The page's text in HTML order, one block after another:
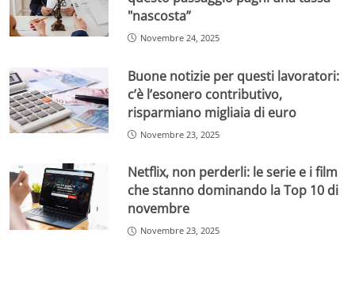
Fonte: YouTube – Quando tornerà Striscia la Notizia? –
Leipotesi più attendibili indicano il debutto del nuovo
cicloproprio nella prima domenica di novembre, il 2
novembre 2025, con un possibile tono ironico e
tematico, come un’ambientazione in stile “The Walking
confermata, questa suggestione rende l’idea della
volontà di rinnovamento del programma, che punta a
restare centrale nelle strategie di Mediaset pur con una
diversa frequenza e durata.
"nascosta”
Novembre 24, 2025
Buone notizie per questi lavoratori:
c’è l’esonero contributivo,
risparmiano migliaia di euro
Novembre 23, 2025
Netflix, non perderli: le serie e i film
che stanno dominando la Top 10 di
novembre
Novembre 23, 2025